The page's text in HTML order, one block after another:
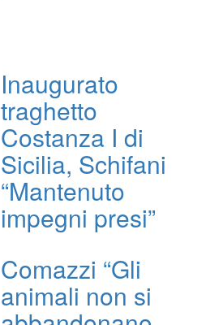
Inaugurato
traghetto
Costanza I di
Sicilia, Schifani
“Mantenuto
impegni presi”
Comazzi “Gli
animali non si